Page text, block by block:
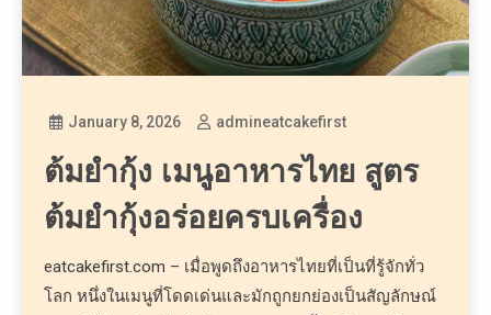
January 8, 2026 admineatcakefirst
ต้มยำกุ้ง เมนูอาหารไทย สูตร
ต้มยำกุ้งอร่อยครบเครื่อง
eatcakefirst.com – เมื่อพูดถึงอาหารไทยที่เป็นที่รู้จักทั่ว
โลก หนึ่งในเมนูที่โดดเด่นและมักถูกยกย่องเป็นสัญลักษณ์